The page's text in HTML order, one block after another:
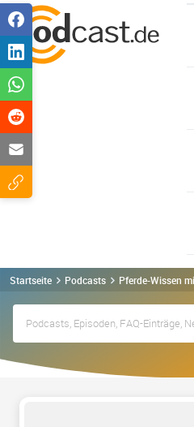
Startseite Podcasts Pferde-Wissen